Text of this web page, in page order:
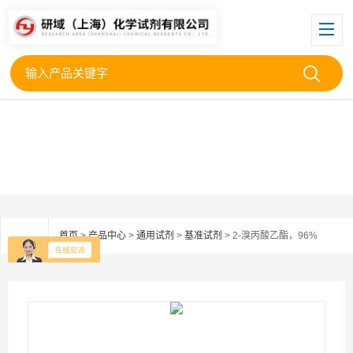
首页>产品中心 > 通用试剂 > 基准试剂 > 2-溴丙酸乙酯，96%